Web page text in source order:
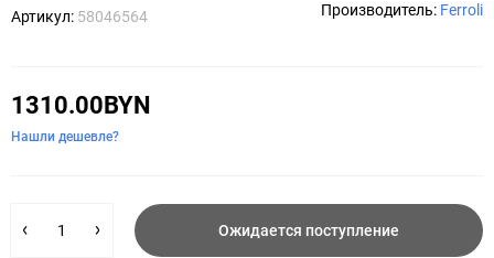
Артикул: 58046564 Производитель: Ferroli
1310.00BYN
Нашли дешевле?
Ожидается поступление